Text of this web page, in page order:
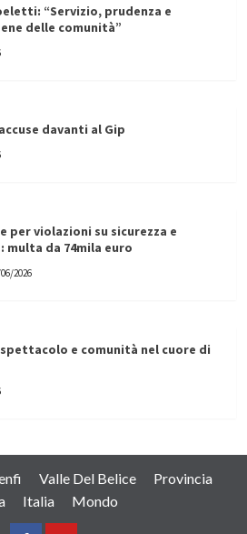
“Servizio, prudenza e
delle comunità”
davanti al Gip
violazioni su sicurezza e
multa da 74mila euro
2026
spettacolo e comunità nel cuore di
Valle Del Belice
Provincia
Italia Mondo